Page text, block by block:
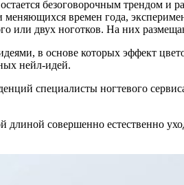
безоговорочным трендом и
времен года,
или двух ноготков. На них
в основе которых эффект
нейл-идей.
специалисты ногтевого
совершенно естественно